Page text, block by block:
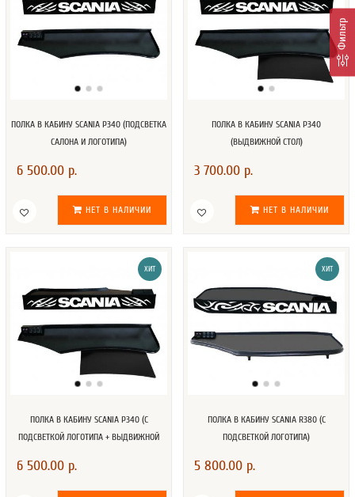
ПОЛКА В КАБИНУ SCANIA P340 (ПОДСВЕТКА
САЛОНА И ЛОГОТИПА)
6 500.00 р.
НЕТ В НАЛИЧИИ
ПОЛКА В КАБИНУ SCANIA P340
(ВЫДВИЖНОЙ СТОЛ)
3 700.00 р.
НЕТ В НАЛИЧИИ
ХИТ
ПОЛКА В КАБИНУ SCANIA P340 (С
ПОДСВЕТКОЙ ЛОГОТИПА + ВЫДВИЖНОЙ
6 500.00 р.
ХИТ
ПОЛКА В КАБИНУ SCANIA R380 (С
ПОДСВЕТКОЙ ЛОГОТИПА)
5 800.00 р.
Фильтр